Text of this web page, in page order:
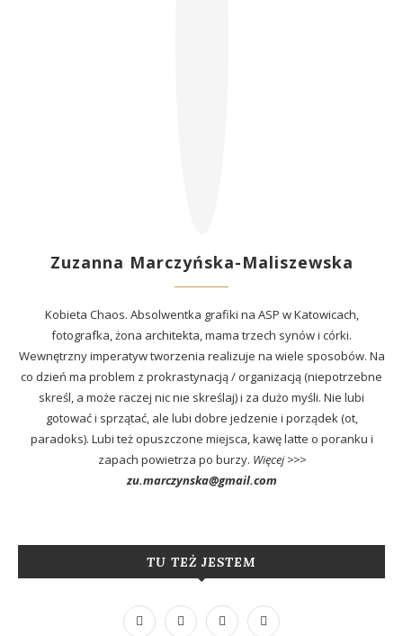
Zuzanna Marczyńska-Maliszewska
Kobieta Chaos. Absolwentka grafiki na ASP w Katowicach,
fotografka, żona architekta, mama trzech synów i córki.
Wewnętrzny imperatyw tworzenia realizuje na wiele sposobów. Na
co dzień ma problem z prokrastynacją / organizacją (niepotrzebne
skreśl, a może raczej nic nie skreślaj) i za dużo myśli. Nie lubi
gotować i sprzątać, ale lubi dobre jedzenie i porządek (ot,
paradoks). Lubi też opuszczone miejsca, kawę latte o poranku i
zapach powietrza po burzy. Więcej >>>
zu.marczynska@gmail.com
TU TEŻ JESTEM